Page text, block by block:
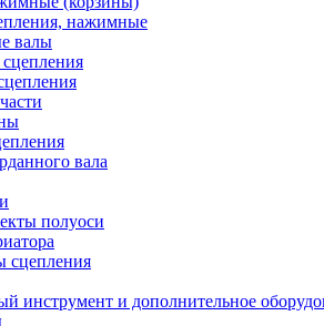
нажимные
валы
вала
полуоси
сцепления
инструмент и дополнительное